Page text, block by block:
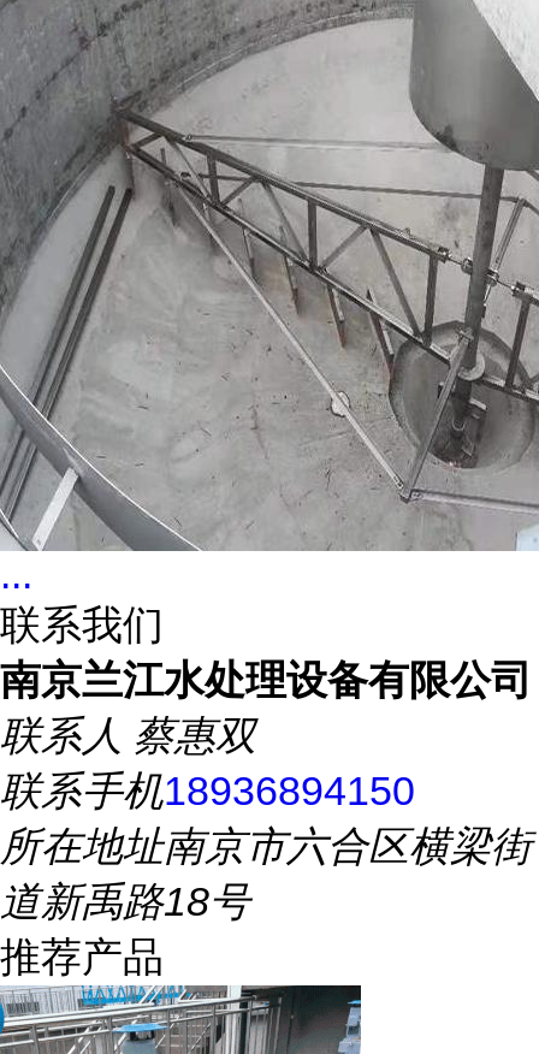
...
联系我们
南京兰江水处理设备有限公司
联系人 蔡惠双
联系手机18936894150
所在地址南京市六合区横梁街
道新禹路18号
推荐产品